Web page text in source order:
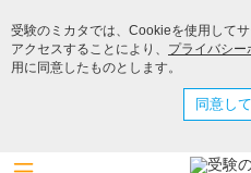
受験のミカタでは、Cookieを使用して
アクセスすることにより、 プライバシー
用に同意したものとします。
同意し